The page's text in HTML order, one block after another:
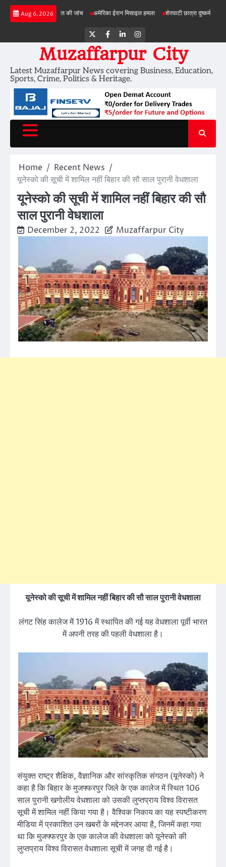
Skip
Aug 6, 2026
में जमीन की सेहत की जांच अमेरिका ईरान मिसाइल हमला शेरघाटी छात्रा दुष्कर्म मामला पटना
Twitter
Facebook
LinkedInInstagram
Muzaffarpur City
Latest Muzaffarpur News covering Business, Education,
Sports, Crime, Politics & Heritage.
Home
Recent News
यूनेस्को की सूची में शामिल नहीं बिहार की सौ साल पुरानी वेधशाला
यूनेस्को की सूची में शामिल नहीं बिहार की सौ
साल पुरानी वेधशाला
December 2, 2022 Muzaffarpur City
यूनेस्को की सूची में शामिल नहीं बिहार की सौ साल पुरानी वेधशाला
लंगट सिंह कालेज में 1916 में स्थापित की गई यह वेधशाला पूर्वी भारत
में अपनी तरह की पहली वेधशाला है।
संयुक्त राष्ट्र शैक्षिक, वैज्ञानिक और सांस्कृतिक संगठन (यूनेस्को) ने
कहा है कि बिहार के मुजफ्फरपुर जिले के एक कालेज में स्थित 106
साल पुरानी खगोलीय वेधशाला को उसकी लुप्तप्राय विश्व विरासत
सूची में शामिल नहीं किया गया है। वैश्विक निकाय का यह स्पष्टीकरण
मीडिया में प्रकाशित उन खबरों के मद्देनजर आया है, जिनमें कहा गया
था कि मुजफ्फरपुर के एक कालेज की वेधशाला को यूनेस्को की
लुप्तप्राय विश्व विरासत वेधशाला सूची में जगह दी गई है।